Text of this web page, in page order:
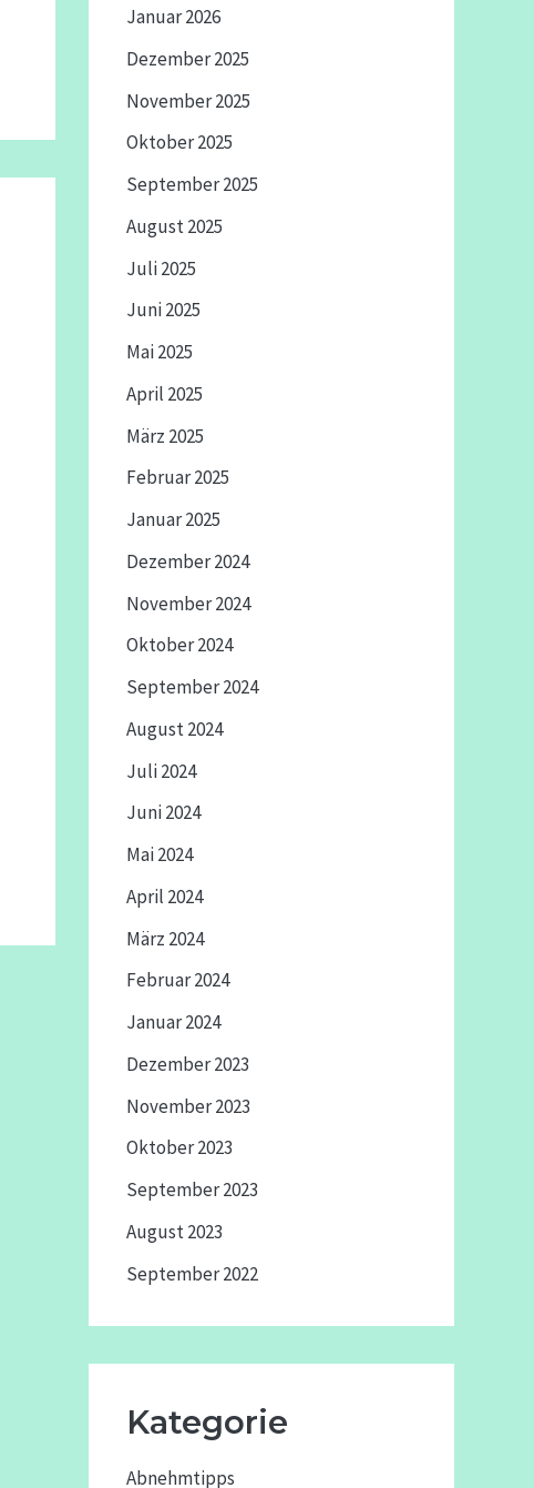
Januar 2026
Dezember 2025
November 2025
Oktober 2025
September 2025
August 2025
Juli 2025
Juni 2025
Mai 2025
April 2025
März 2025
Februar 2025
Januar 2025
Dezember 2024
November 2024
Oktober 2024
September 2024
August 2024
Juli 2024
Juni 2024
Mai 2024
April 2024
März 2024
Februar 2024
Januar 2024
Dezember 2023
November 2023
Oktober 2023
September 2023
August 2023
September 2022
Kategorie
Abnehmtipps